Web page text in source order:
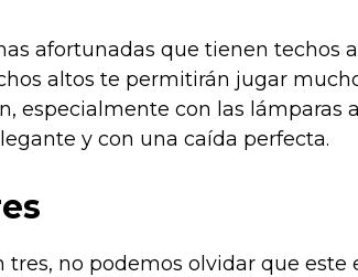
afortunadas que tienen techos
altos te permitirán jugar
especialmente con las lámparas
y con una caída perfecta.
tres, no podemos olvidar que este